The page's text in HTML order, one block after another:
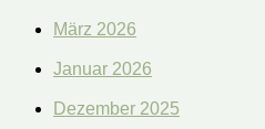
März 2026
Januar 2026
Dezember 2025